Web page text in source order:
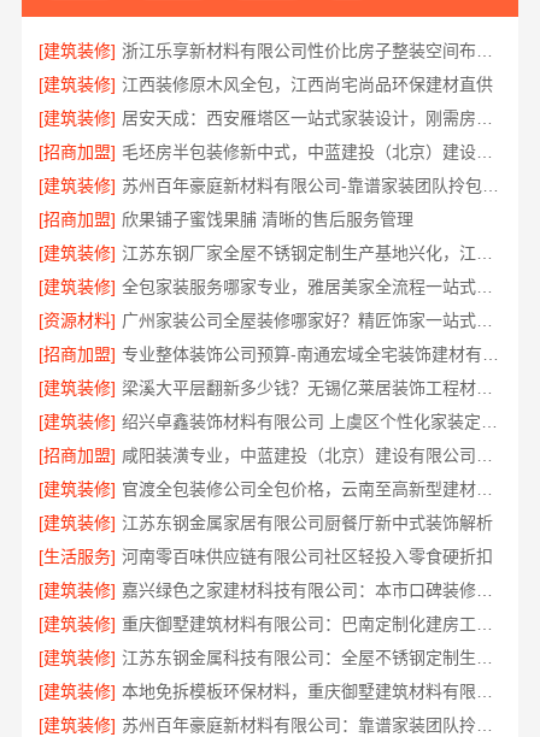
[建筑装修]
浙江乐享新材料有限公司性价比房子整装空间布局上门服务
[建筑装修] 江西装修原木风全包，江西尚宅尚品环保建材直供
[建筑装修]
[招商加盟]
毛坯房半包装修新中式，中蓝建投（北京）建设有限公司武功分公司
[建筑装修]
[招商加盟] 欣果铺子蜜饯果脯 清晰的售后服务管理
[建筑装修]
[建筑装修]
全包家装服务哪家专业，雅居美家全流程一站式解决
[资源材料]
广州家装公司全屋装修哪家好？精匠饰家一站式整装
[招商加盟]
[建筑装修]
梁溪大平层翻新多少钱？无锡亿莱居装饰工程材料有限公司报价
[建筑装修]
[招商加盟]
[建筑装修]
官渡全包装修公司全包价格，云南至高新型建材有限公司闭口合同
[建筑装修] 江苏东钢金属家居有限公司厨餐厅新中式装饰解析
[生活服务] 河南零百味供应链有限公司社区轻投入零食硬折扣
[建筑装修]
嘉兴绿色之家建材科技有限公司：本市口碑装修实惠之选
[建筑装修]
[建筑装修]
[建筑装修]
[建筑装修]